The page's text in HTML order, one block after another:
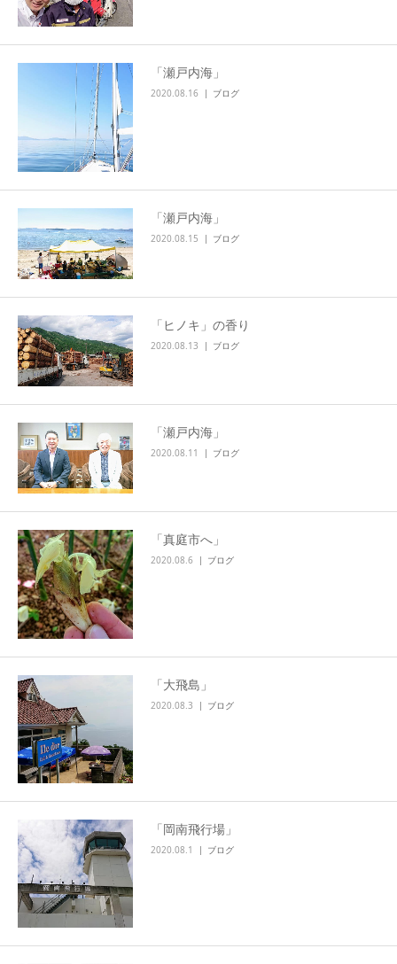
「瀬戸内海」
2020.08.16 ブログ
「瀬戸内海」
2020.08.15 ブログ
「ヒノキ」の香り
2020.08.13 ブログ
「瀬戸内海」
2020.08.11 ブログ
「真庭市へ」
2020.08.6 ブログ
「大飛島」
2020.08.3 ブログ
「岡南飛行場」
2020.08.1 ブログ